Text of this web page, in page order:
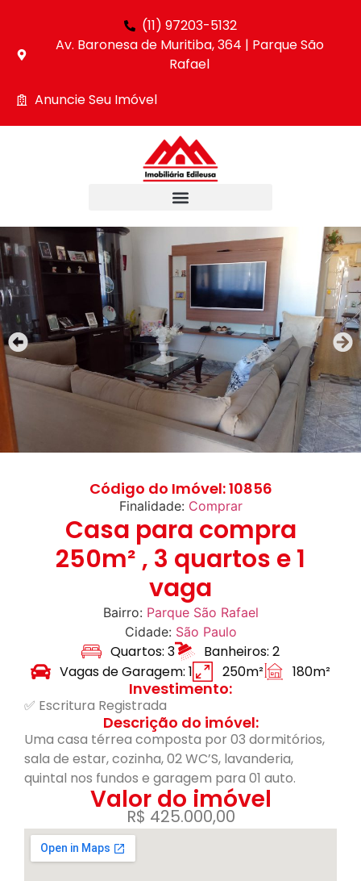
(11) 97203-5132
Av. Baronesa de Muritiba, 364 | Parque São
Rafael
Anuncie Seu Imóvel
Código do Imóvel: 10856
Finalidade: Comprar
Casa para compra
250m² , 3 quartos e 1
vaga
Bairro: Parque São Rafael
Cidade: São Paulo
Quartos: 3
Banheiros: 2
Vagas de Garagem: 1
250m² 180m²
Investimento:
✅ Escritura Registrada
Descrição do imóvel:
Uma casa térrea composta por 03 dormitórios,
sala de estar, cozinha, 02 WC’S, lavanderia,
quintal nos fundos e garagem para 01 auto.
Valor do imóvel
R$ 425.000,00